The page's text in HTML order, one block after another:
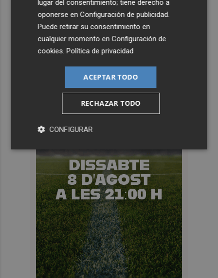
lugar del consentimiento; tiene derecho a
oponerse enConfiguración de publicidad
Puede retirar su consentimiento en
cualquier momento enConfiguración de
cookies .Política de privacidad
ACEPTAR TODO
RECHAZAR TODO
CONFIGURAR